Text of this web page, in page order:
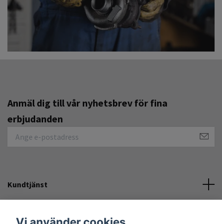
Anmäl dig till vår nyhetsbrev för fina
erbjudanden
Kundtjänst